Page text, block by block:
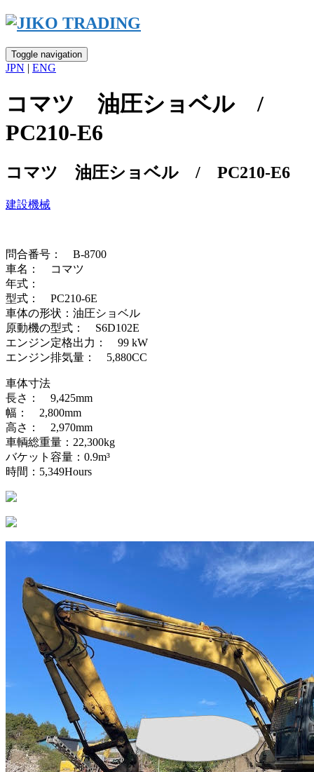
Skip
content
Toggle navigation
JPN | ENG
コマツ 油圧ショベル /
PC210-E6
コマツ 油圧ショベル / PC210-E6
建設機械
問合番号： B-8700
車名： コマツ
年式：
型式： PC210-6E
車体の形状：油圧ショベル
原動機の型式： S6D102E
エンジン定格出力： 99 kW
エンジン排気量： 5,880CC
車体寸法
長さ： 9,425mm
幅： 2,800mm
高さ： 2,970mm
車輌総重量：22,300kg
バケット容量：0.9m³
時間：5,349Hours